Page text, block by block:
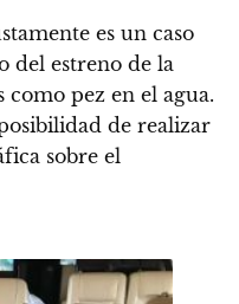
es un caso
del estreno de la
como pez en el agua.
de realizar
sobre el